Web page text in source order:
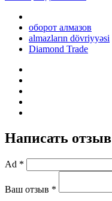
оборот алмазов
almazların dövriyyəsi
Diamond Trade
Написать отзыв
Ad *
Ваш отзыв *